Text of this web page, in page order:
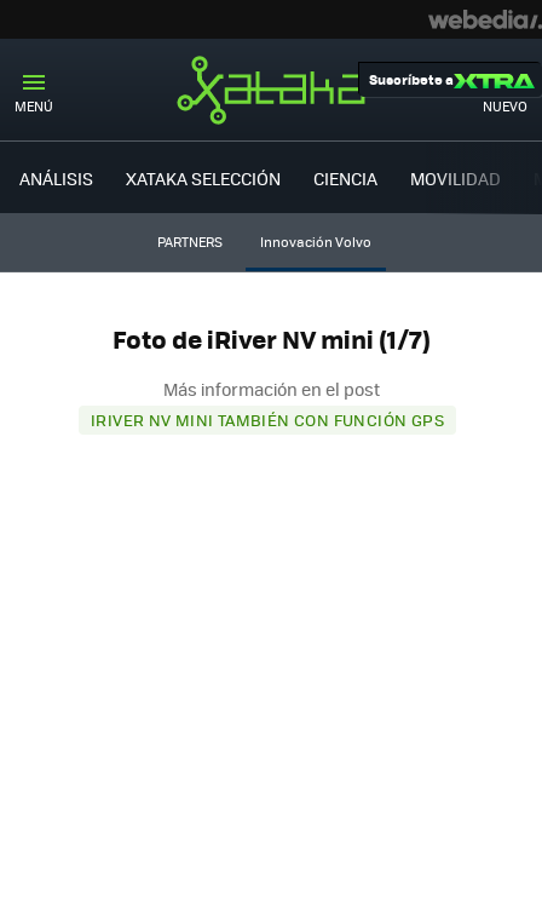
MENÚ NUEVO
Suscríbete a
ANÁLISIS XATAKA SELECCIÓN CIENCIA MOVILIDAD
PARTNERS Innovación Volvo
Foto de iRiver NV mini (1/7)
Más información en el post
IRIVER NV MINI TAMBIÉN CON FUNCIÓN GPS